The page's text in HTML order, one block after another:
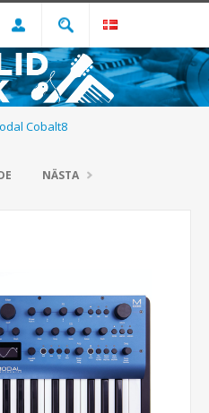
Cobalt8
NÄSTA